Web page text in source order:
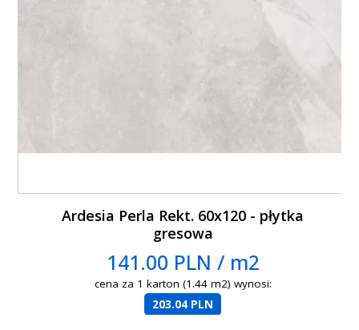
Ardesia Perla Rekt. 60x120 - płytka
gresowa
141.00 PLN / m2
cena za 1 karton (1.44 m2) wynosi:
203.04 PLN